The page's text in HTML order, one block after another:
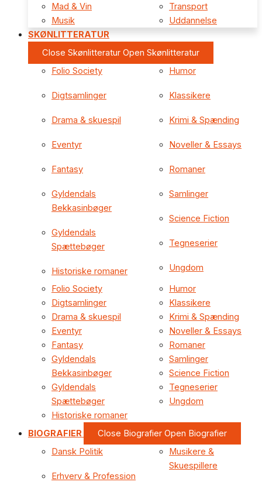
Mad & Vin
Musik
Transport
Uddannelse
SKØNLITTERATUR
Close Skønlitteratur Open Skønlitteratur
Folio Society
Digtsamlinger
Drama & skuespil
Eventyr
Fantasy
Gyldendals
Bekkasinbøger
Gyldendals
Spættebøger
Historiske romaner
Humor
Klassikere
Krimi & Spænding
Noveller & Essays
Romaner
Samlinger
Science Fiction
Tegneserier
Ungdom
Folio Society
Digtsamlinger
Drama & skuespil
Eventyr
Fantasy
Gyldendals
Bekkasinbøger
Gyldendals
Spættebøger
Historiske romaner
Humor
Klassikere
Krimi & Spænding
Noveller & Essays
Romaner
Samlinger
Science Fiction
Tegneserier
Ungdom
BIOGRAFIER Close Biografier Open Biografier
Dansk Politik
Erhverv & Profession
Musikere &
Skuespillere